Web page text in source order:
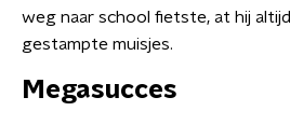
weg naar school fietste, at hij
gestampte muisjes.
Megasucces